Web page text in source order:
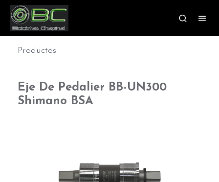
Productos
Eje De Pedalier BB-UN300
Shimano BSA